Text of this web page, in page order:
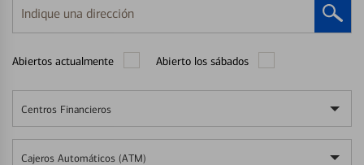
Indique
una
Abiertos actualmente Abierto los sábados
Centros Financieros
Cajeros Automáticos (ATM)